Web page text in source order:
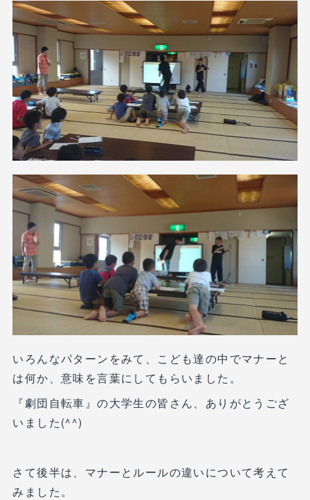
いろんなパターンをみて、こども達の中でマナーと
は何か、意味を言葉にしてもらいました。
『劇団自転車』の大学生の皆さん、ありがとうござ
いました(^^)
さて後半は、マナーとルールの違いについて考えて
みました。